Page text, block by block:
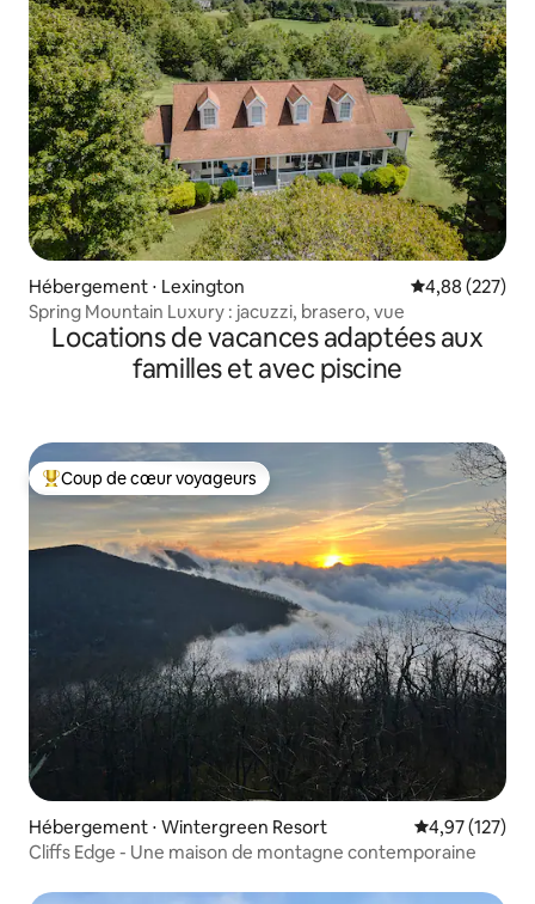
Hébergement ⋅ Lexington Évaluation
4,88 (227)
Spring Mountain Luxury : jacuzzi, brasero, vue
Locations de vacances adaptées aux
familles et avec piscine
Coups de cœur voyageurs les plus appréciés
Coup de cœur voyageurs
Hébergement ⋅ Wintergreen Resort Évaluation
4,97 (127)
Cliffs Edge - Une maison de montagne contemporaine